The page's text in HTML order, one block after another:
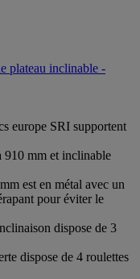
plateau inclinable -
europe SRI supportent
910 mm et inclinable
est en métal avec un
pour éviter le
dispose de 3
dispose de 4 roulettes